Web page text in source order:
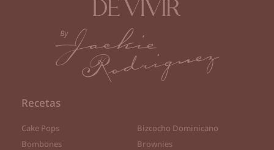
Recetas
Cake Pops
Bizcocho Dominicano
Bombones
Brownies